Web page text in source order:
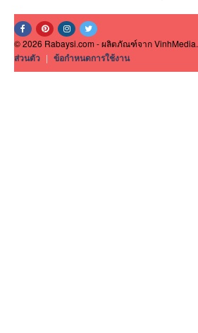
© 2026 Rabaysi.com - ผลิตภัณฑ์จาก VinhMedia.
ส่วนตัว | ข้อกำหนดการใช้งาน